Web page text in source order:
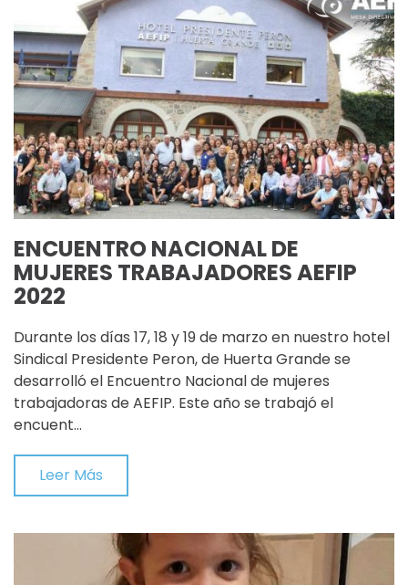
ENCUENTRO NACIONAL DE
MUJERES TRABAJADORES AEFIP
2022
Durante los días 17, 18 y 19 de marzo en nuestro hotel
Sindical Presidente Peron, de Huerta Grande se
desarrolló el Encuentro Nacional de mujeres
trabajadoras de AEFIP. Este año se trabajó el
encuent…
Leer Más